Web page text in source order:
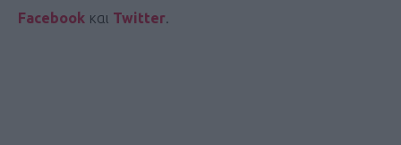
Facebook και Twitter